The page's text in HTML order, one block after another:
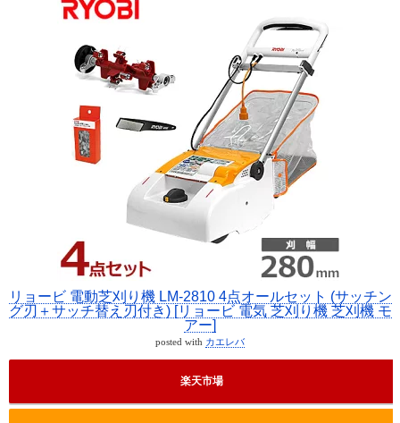
リョービ 電動芝刈り機 LM-2810 4点オールセット (サッチン
グ刃＋サッチ替え刃付き) [リョービ 電気 芝刈り機 芝刈機 モ
アー]
posted with カエレバ
楽天市場